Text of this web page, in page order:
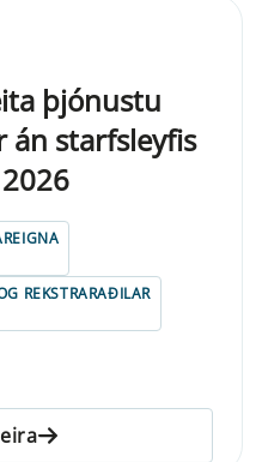
þjónustu
án starfsleyfis
REKSTRARAÐILAR